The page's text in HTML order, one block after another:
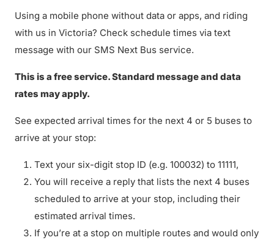
Using a mobile phone without data or apps, and riding
with us in Victoria? Check schedule times via text
message with our SMS Next Bus service.
This is a free service. Standard message and data
rates may apply.
See expected arrival times for the next 4 or 5 buses to
arrive at your stop:
Text your six-digit stop ID (e.g. 100032) to 11111,
You will receive a reply that lists the next 4 buses
scheduled to arrive at your stop, including their
estimated arrival times.
If you’re at a stop on multiple routes and would only